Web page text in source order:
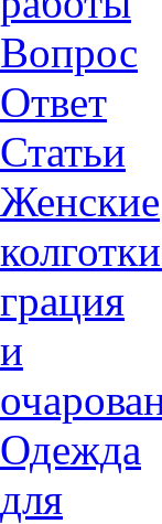
Вопрос
Ответ
Статьи
Женские
грация
и
Одежда
для